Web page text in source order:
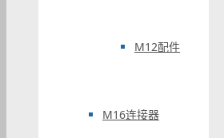
M12配件
M16连接器